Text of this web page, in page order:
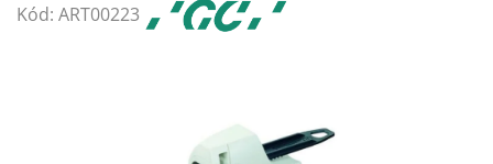
Kód: ART00223